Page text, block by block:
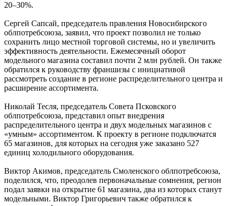
20–30%.
Сергей Сапсай, председатель правления Новосибирского
облпотребсоюза, заявил, что проект позволил не только
сохранить лицо местной торговой системы, но и увеличить
эффективность деятельности. Ежемесячный оборот
модельного магазина составил почти 2 млн рублей. Он также
обратился к руководству франшизы с инициативой
рассмотреть создание в регионе распределительного центра и
расширение ассортимента.
Николай Тесля, председатель Совета Псковского
облпотребсоюза, представил опыт внедрения
распределительного центра и двух модельных магазинов с
«умным» ассортиментом. К проекту в регионе подключатся
65 магазинов, для которых на сегодня уже заказано 527
единиц холодильного оборудования.
Виктор Акимов, председатель Смоленского облпотребсоюза,
поделился, что, преодолев первоначальные сомнения, регион
подал заявки на открытие 61 магазина, два из которых станут
модельными. Виктор Григорьевич также обратился к